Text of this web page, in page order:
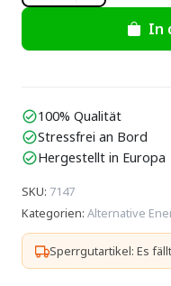
In
check_circle100% Qualität
check_circleStressfrei an Bord
check_circleHergestellt in Europa
SKU: 7147
Kategorien: Alternative
Sperrgutartikel: Es